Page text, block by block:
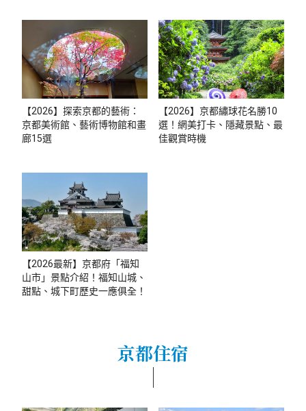
【2026】探索京都的藝術：
京都美術館、藝術博物館和畫
廊15選
【2026】京都繡球花名勝10
選！網美打卡、隱藏景點、最
佳觀賞時機
【2026最新】京都府「福知
山市」景點介紹！福知山城、
甜點、城下町歷史一應俱全！
京都住宿